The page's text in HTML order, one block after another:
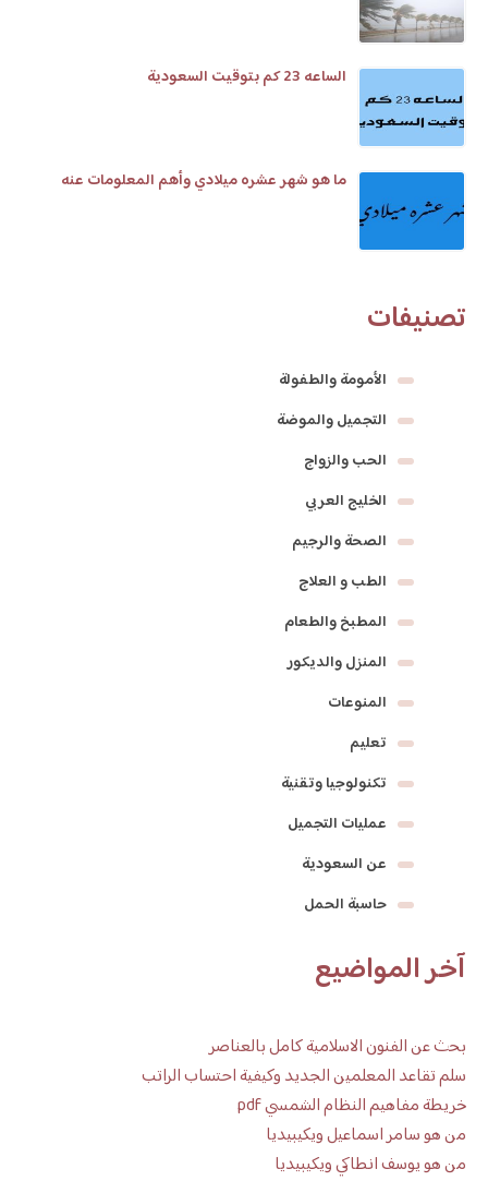
الساعه 23 كم بتوقيت السعودية
ما هو شهر عشره ميلادي وأهم المعلومات عنه
تصنيفات
الأمومة والطفولة
التجميل والموضة
الحب والزواج
الخليج العربي
الصحة والرجيم
الطب و العلاج
المطبخ والطعام
المنزل والديكور
المنوعات
تعليم
تكنولوجيا وتقنية
عمليات التجميل
عن السعودية
حاسبة الحمل
آخر المواضيع
بحث عن الفنون الاسلامية كامل بالعناصر
سلم تقاعد المعلمين الجديد وكيفية احتساب الراتب
خريطة مفاهيم النظام الشمسي pdf
من هو سامر اسماعيل ويكيبيديا
من هو يوسف انطاكي ويكيبيديا